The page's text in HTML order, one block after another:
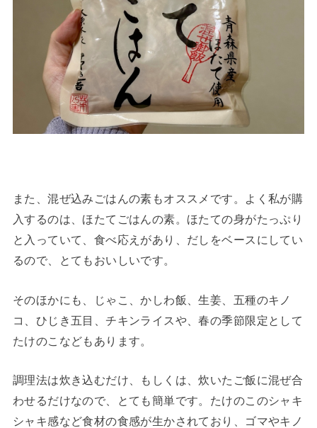
また、混ぜ込みごはんの素もオススメです。よく私が購
入するのは、ほたてごはんの素。ほたての身がたっぷり
と入っていて、食べ応えがあり、だしをベースにしてい
るので、とてもおいしいです。
そのほかにも、じゃこ、かしわ飯、生姜、五種のキノ
コ、ひじき五目、チキンライスや、春の季節限定として
たけのこなどもあります。 ⁡
調理法は炊き込むだけ、もしくは、炊いたご飯に混ぜ合
わせるだけなので、とても簡単です。たけのこのシャキ
シャキ感など食材の食感が生かされており、ゴマやキノ